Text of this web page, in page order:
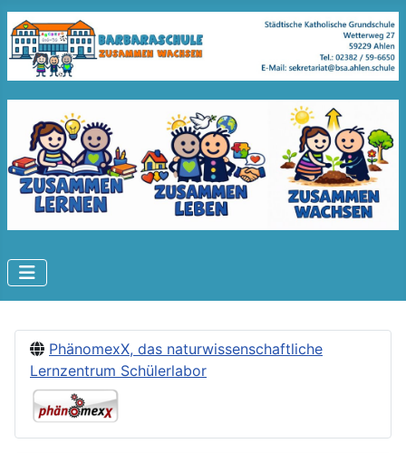
PhänomexX, das naturwissenschaftliche
Lernzentrum Schülerlabor